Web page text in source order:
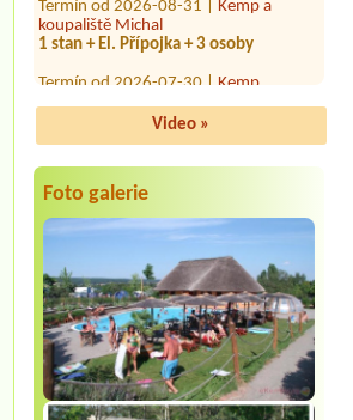
1 stan + El. Přípojka + 3 osoby
Termín od 2026-07-30 |Kemp
1 místo, 2 osoby
Termín od 2026-08-04 |
Veltrusy
1stan - 1dospely a 2deti
Termín od 2026-07-29 |
Machůzky
1misto 1stan 2dospeli, 2deti
Termín od 2026-07-30 |
Kemp a
koupalistě Vémyslice
1x místo pro dodávku s elektřinou
Termín od 2026-08-13 |Tábořiště U
Včelky
1xZelt1x Stellplatz (Campervan)
Video »
Foto galerie